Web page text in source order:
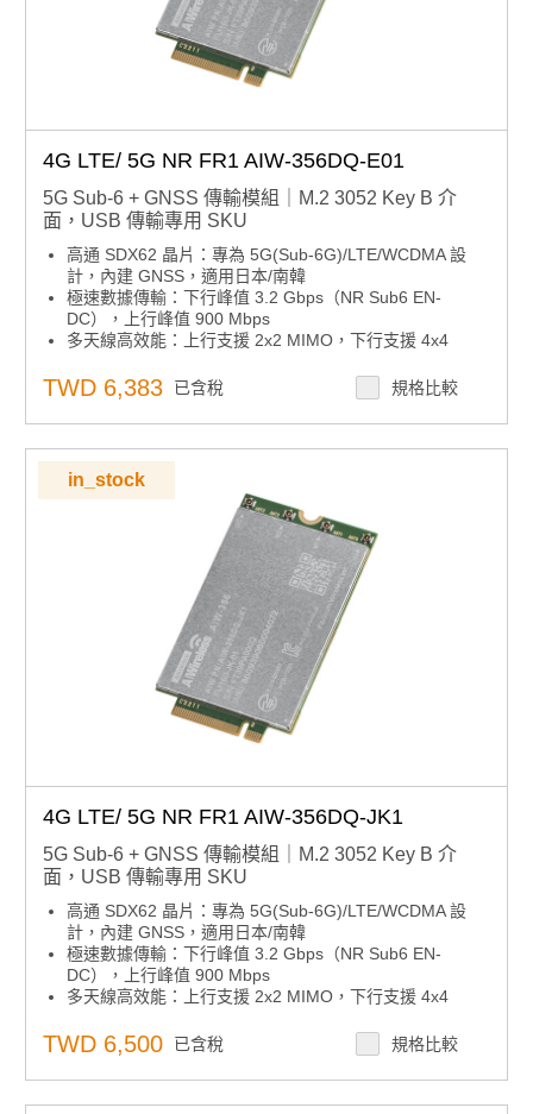
4G LTE/ 5G NR FR1 AIW-356DQ-E01
5G Sub-6 + GNSS 傳輸模組｜M.2 3052 Key B 介
面，USB 傳輸專用 SKU
高通 SDX62 晶片：專為 5G(Sub-6G)/LTE/WCDMA 設
計，內建 GNSS，適用日本/南韓
極速數據傳輸：下行峰值 3.2 Gbps（NR Sub6 EN-
DC），上行峰值 900 Mbps
多天線高效能：上行支援 2x2 MIMO，下行支援 4x4
彈性安裝介面：M.2 3052 形式因子，USB 介面，便於嵌
入式與工業應用
工業級溫度適應：正常工作溫度 -30 ~ 75°C，滿足嚴苛環
境需求
TWD 6,383 已含稅 規格比較
in_stock
4G LTE/ 5G NR FR1 AIW-356DQ-JK1
5G Sub-6 + GNSS 傳輸模組｜M.2 3052 Key B 介
面，USB 傳輸專用 SKU
高通 SDX62 晶片：專為 5G(Sub-6G)/LTE/WCDMA 設
計，內建 GNSS，適用日本/南韓
極速數據傳輸：下行峰值 3.2 Gbps（NR Sub6 EN-
DC），上行峰值 900 Mbps
多天線高效能：上行支援 2x2 MIMO，下行支援 4x4
彈性安裝介面：M.2 3052 形式因子，USB 介面，便於嵌
入式與工業應用
工業級溫度適應：正常工作溫度 -30 ~ 75°C，滿足嚴苛環
境需求
TWD 6,500 已含稅 規格比較